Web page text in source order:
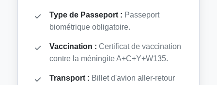
Type de Passeport : Passeport
biométrique obligatoire.
Vaccination : Certificat de vaccination
contre la méningite A+C+Y+W135.
Transport : Billet d'avion aller-retour